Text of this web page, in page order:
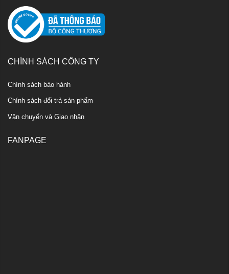
CHÍNH SÁCH CÔNG TY
Chính sách bảo hành
Chính sách đổi trả sản phẩm
Vận chuyển và Giao nhận
FANPAGE